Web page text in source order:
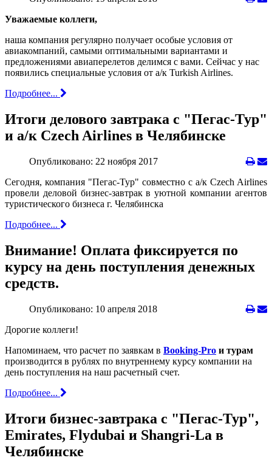
Уважаемые коллеги,
наша компания регулярно получает особые условия от
авиакомпаний, самыми оптимальными вариантами и
предложениями авиаперелетов делимся с вами. Сейчас у нас
появились специальные условия от а/к Turkish Airlines.
Подробнее...
Итоги делового завтрака с "Пегас-Тур"
и а/к Czech Airlines в Челябинске
Опубликовано: 22 ноября 2017
Сегодня, компания "Пегас-Тур" совместно с а/к Czech Airlines
провели деловой бизнес-завтрак в уютной компании агентов
туристического бизнеса г. Челябинска
Подробнее...
Внимание! Оплата фиксируется по
курсу на день поступления денежных
средств.
Опубликовано: 10 апреля 2018
Дорогие коллеги!
Напоминаем, что расчет по заявкам в Booking-Pro и турам
производится в рублях по внутреннему курсу компании на
день поступления на наш расчетный счет.
Подробнее...
Итоги бизнес-завтрака с "Пегас-Тур",
Emirates, Flydubai и Shangri-La в
Челябинске